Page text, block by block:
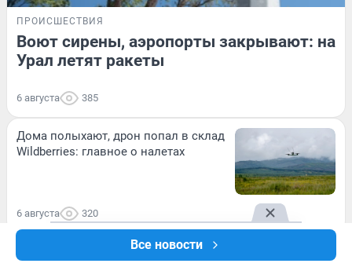
Все новости
ПРОИСШЕСТВИЯ
Воют сирены, аэропорты закрывают: на
Урал летят ракеты
6 августа 385
Дома полыхают, дрон попал в склад
Wildberries: главное о налетах
6 августа 320
Прокуратура добилась запуска